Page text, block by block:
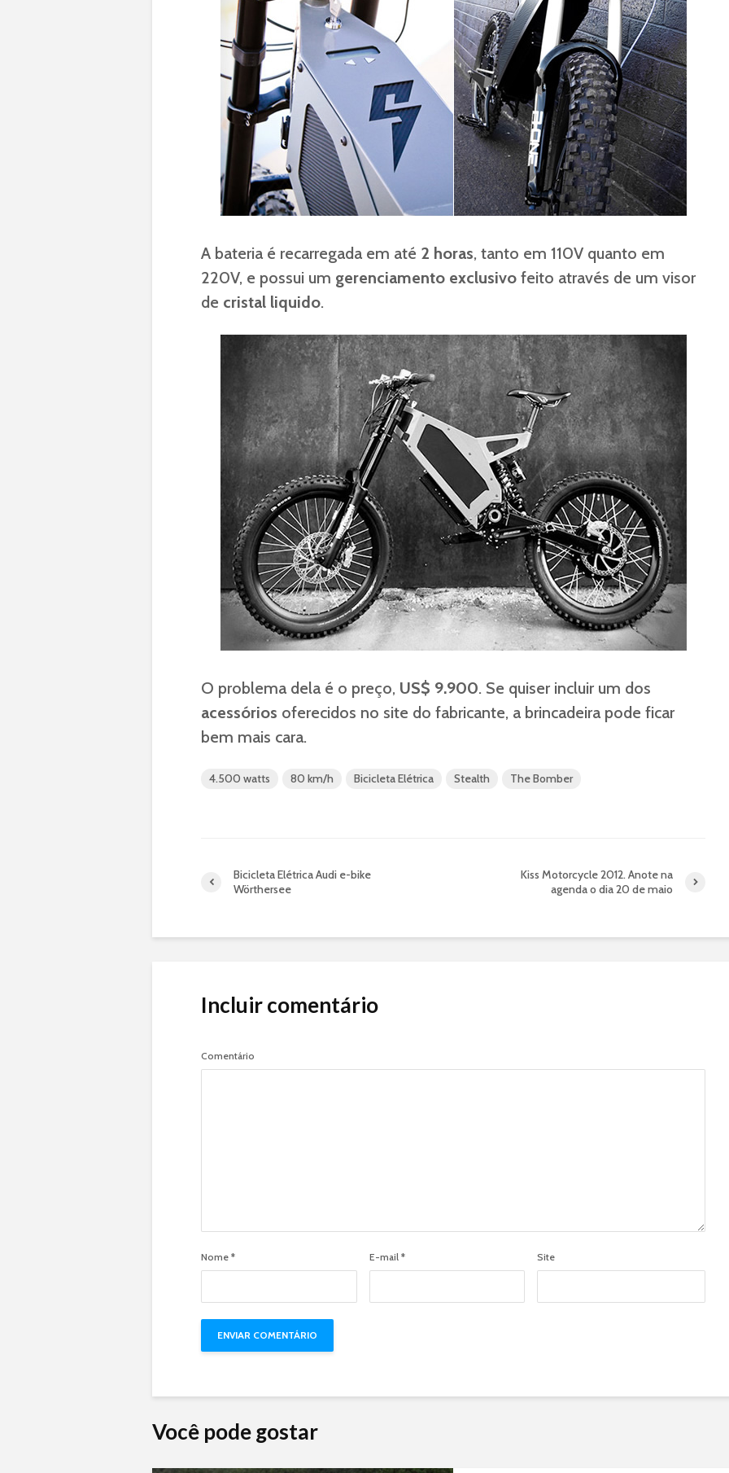
A bateria é recarregada em até 2 horas, tanto em 110V quanto em
220V, e possui um gerenciamento exclusivo feito através de um visor
de cristal liquido.
O problema dela é o preço, US$ 9.900. Se quiser incluir um dos
acessórios oferecidos no site do fabricante, a brincadeira pode ficar
bem mais cara.
4.500 watts 80 km/h Bicicleta Elétrica Stealth The Bomber
Bicicleta Elétrica Audi e-bike
Wörthersee
Kiss Motorcycle 2012. Anote na
agenda o dia 20 de maio
Incluir comentário
Comentário
Nome * E-mail * Site
Você pode gostar